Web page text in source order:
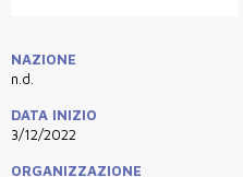
NAZIONE
n.d.
DATA INIZIO
3/12/2022
ORGANIZZAZIONE